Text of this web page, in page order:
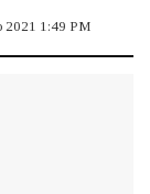
2021 1:49 PM